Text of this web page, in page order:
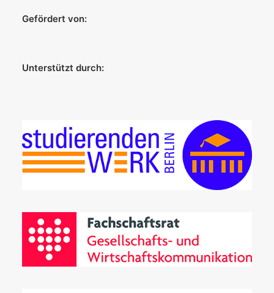
Gefördert von:
Unterstützt durch: